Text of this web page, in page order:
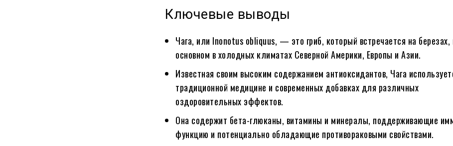
Ключевые выводы
Чага, или Inonotus obliquus, — это гриб, который встречается на березах,
основном в холодных климатах Северной Америки, Европы и Азии.
Известная своим высоким содержанием антиоксидантов, Чага
традиционной медицине и современных добавках для различных
оздоровительных эффектов.
Она содержит бета-глюканы, витамины и минералы, поддерживающие
функцию и потенциально обладающие противораковыми свойствами.